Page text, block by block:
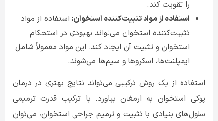
را تقویت کند.
استفاده از مواد تثبیت‌کننده استخوان: استفاده از مواد
تثبیت‌کننده استخوان می‌تواند بهبودی در استحکام
استخوان و تثبیت آن ایجاد کند. این مواد معمولاً شامل
ایمپلنت‌ها، اسکروها و سیم‌ها می‌شوند.
استفاده از یک روش ترکیبی می‌تواند نتایج بهتری در درمان
پوکی استخوان به ارمغان بیاورد. با ترکیب قدرت ترمیمی
سلول‌های بنیادی با تثبیت و ترمیم جراحی استخوان، می‌توان